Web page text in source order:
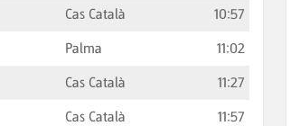
Cas Català
10:57
Palma
11:02
Cas Català
11:27
Cas Català 11:57